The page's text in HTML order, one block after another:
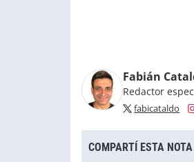
Fabián
Redactor
fabicataldo
COMPARTÍ ESTA NOTA